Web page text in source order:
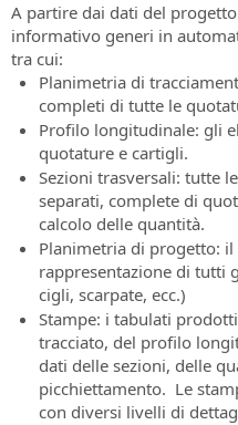
A partire dai dati del
informativo generi in
tra cui:
Planimetria di
completi di tutte le
Profilo longitudinale: gli
quotature e cartigli.
Sezioni trasversali: tutte
separati, complete di
calcolo delle quantità.
Planimetria di progetto: il
rappresentazione di tutti
cigli, scarpate, ecc.)
Stampe: i tabulati
tracciato, del profilo
dati delle sezioni, delle
picchiettamento. Le
con diversi livelli di